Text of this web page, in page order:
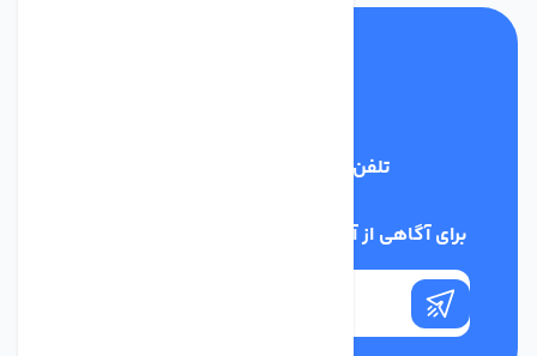
تلفن پشتیبانی
برای آگاهی از آخرین اخبار در خبرنامه ما عضو شوید